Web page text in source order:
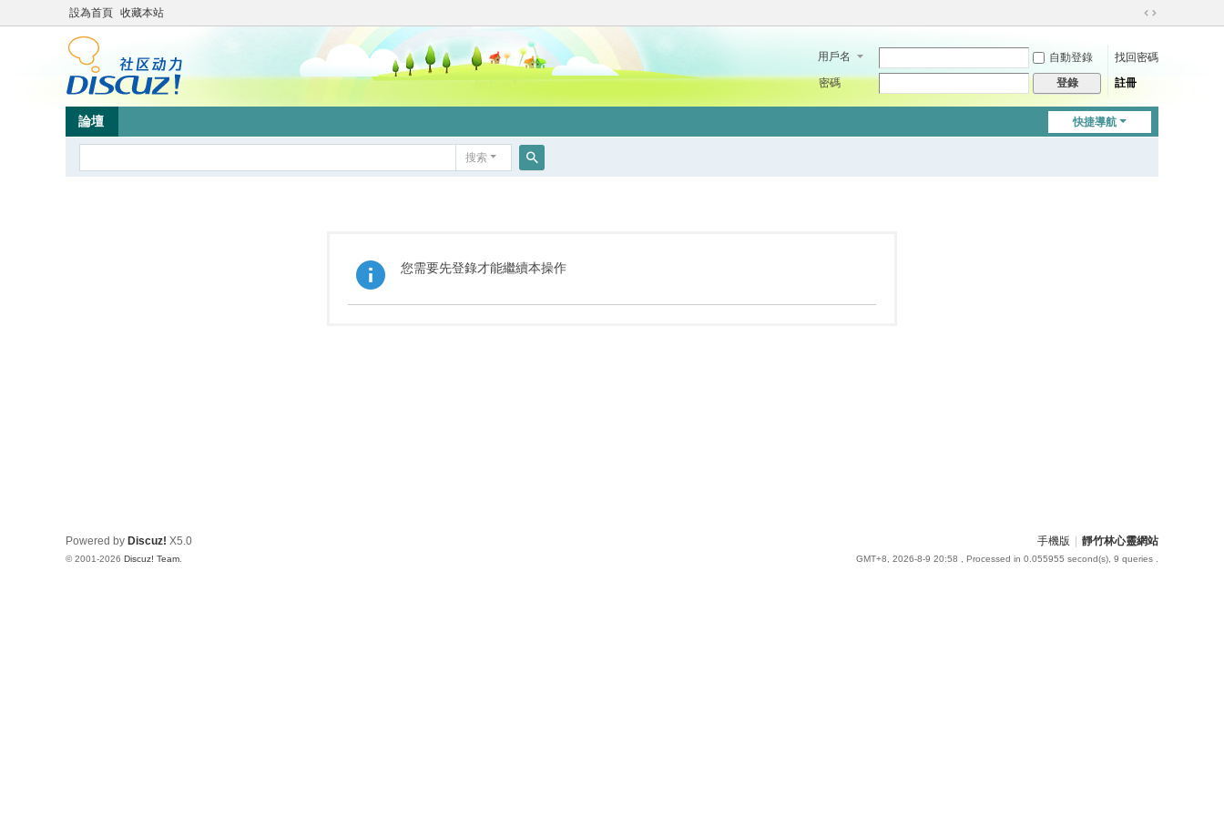
設為首頁 收藏本站
切
到
用戶名 自動登錄
找回密碼
密碼
登錄 註冊
快捷導航
論壇
搜索
您需要先登錄才能繼續本操作
手機版 靜竹林心靈網站
GMT+8, 2026-8-9 20:58 , Processed in 0.055955 second(s), 9 queries .
Powered by Discuz! X5.0
© 2001-2026 Discuz! Team